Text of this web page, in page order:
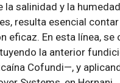
la salinidad y la
resulta esencial
eficaz. En esta línea,
la anterior
Cofundi—, y